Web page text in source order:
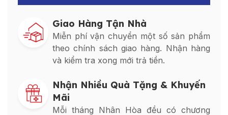
Giao Hàng Tận Nhà
Miễn phí vận chuyển một số sản phẩm
theo chính sách giao hàng. Nhận hàng
và kiểm tra xong mới trả tiền.
Nhận Nhiều Quà Tặng & Khuyến
Mãi
Mỗi tháng Nhân Hòa đều có chương